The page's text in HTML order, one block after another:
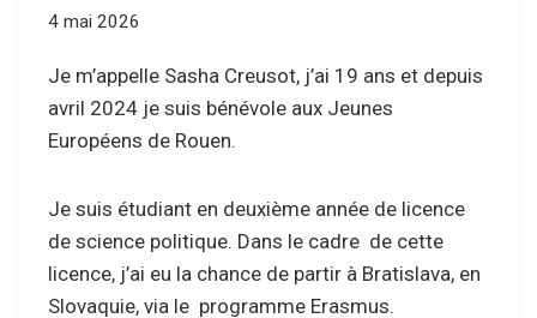
4 mai 2026
Je m’appelle Sasha Creusot, j’ai 19 ans et depuis
avril 2024 je suis bénévole aux Jeunes
Européens de Rouen.
Je suis étudiant en deuxième année de licence
de science politique. Dans le cadre de cette
licence, j’ai eu la chance de partir à Bratislava, en
Slovaquie, via le programme Erasmus.